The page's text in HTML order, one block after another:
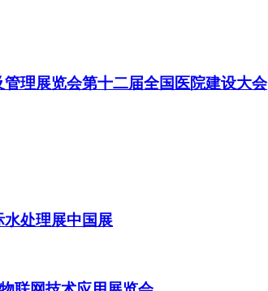
理展览会第十二届全国医院建设大会
处理展中国展